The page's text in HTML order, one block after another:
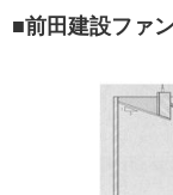
■前田建設ファ